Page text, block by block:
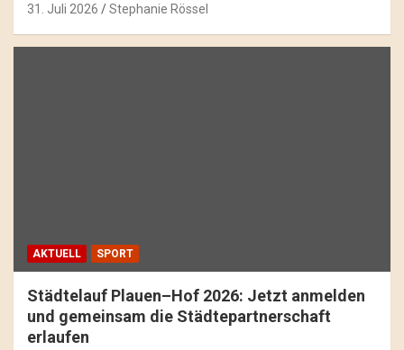
31. Juli 2026 Stephanie Rössel
AKTUELL SPORT
Städtelauf Plauen–Hof 2026: Jetzt anmelden
und gemeinsam die Städtepartnerschaft
erlaufen